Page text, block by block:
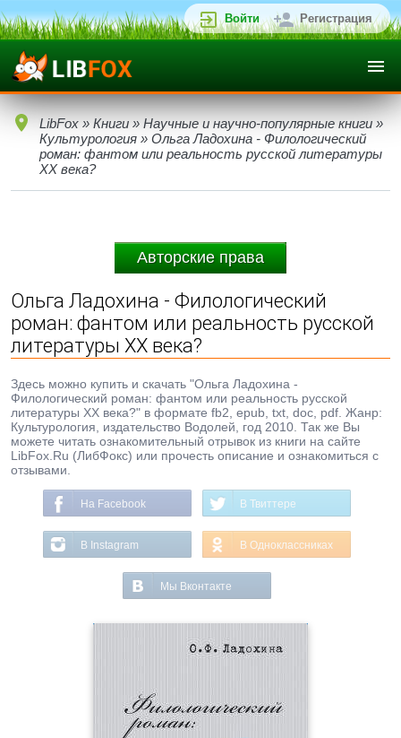
Войти Регистрация
LibFox » Книги » Научные и научно-популярные книги »
Культурология » Ольга Ладохина - Филологический
роман: фантом или реальность русской литературы
XX века?
Авторские права
Ольга Ладохина - Филологический
роман: фантом или реальность русской
литературы XX века?
Здесь можно купить и скачать "Ольга Ладохина -
Филологический роман: фантом или реальность русской
литературы XX века?" в формате fb2, epub, txt, doc, pdf. Жанр:
Культурология, издательство Водолей, год 2010. Так же Вы
можете читать ознакомительный отрывок из книги на сайте
LibFox.Ru (ЛибФокс) или прочесть описание и ознакомиться с
отзывами.
На Facebook В Твиттере
В Instagram В Одноклассниках
Мы Вконтакте